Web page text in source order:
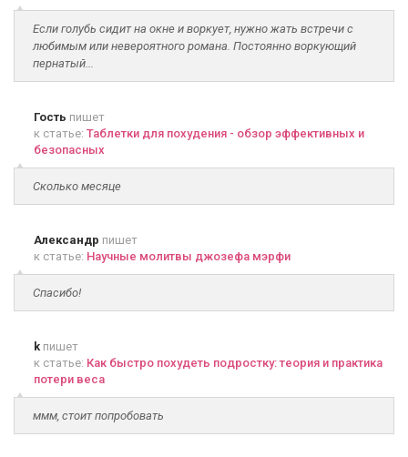
Если голубь сидит на окне и воркует, нужно жать встречи с
любимым или невероятного романа. Постоянно воркующий
пернатый...
Гость пишет
к статье: Таблетки для похудения - обзор эффективных и
безопасных
Сколько месяце
Александр пишет
к статье: Научные молитвы джозефа мэрфи
Спасибо!
k пишет
к статье: Как быстро похудеть подростку: теория и практика
потери веса
ммм, стоит попробовать